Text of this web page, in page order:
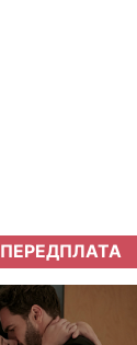
ПЕРЕДПЛАТА